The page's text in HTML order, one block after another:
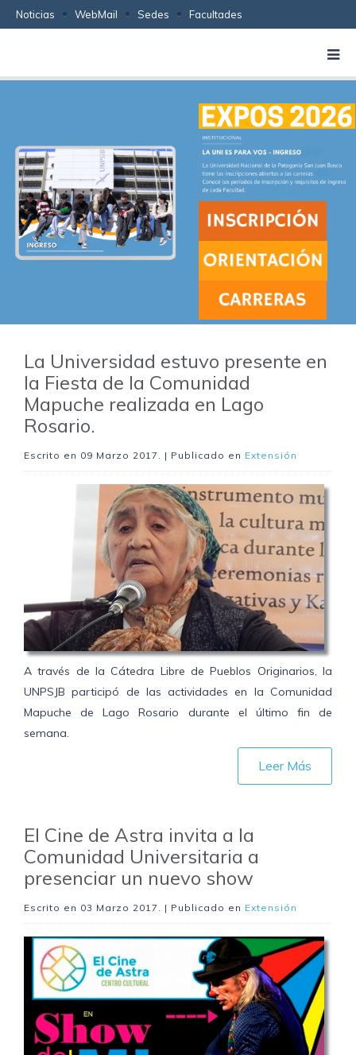
Noticias WebMail Sedes Facultades
La Universidad estuvo presente en
la Fiesta de la Comunidad
Mapuche realizada en Lago
Rosario.
Escrito en 09 Marzo 2017 . | Publicado en Extensión
A través de la Cátedra Libre de Pueblos Originarios, la
UNPSJB participó de las actividades en la Comunidad
Mapuche de Lago Rosario durante el último fin de
semana.
Leer Más
El Cine de Astra invita a la
Comunidad Universitaria a
presenciar un nuevo show
Escrito en 03 Marzo 2017 . | Publicado en Extensión